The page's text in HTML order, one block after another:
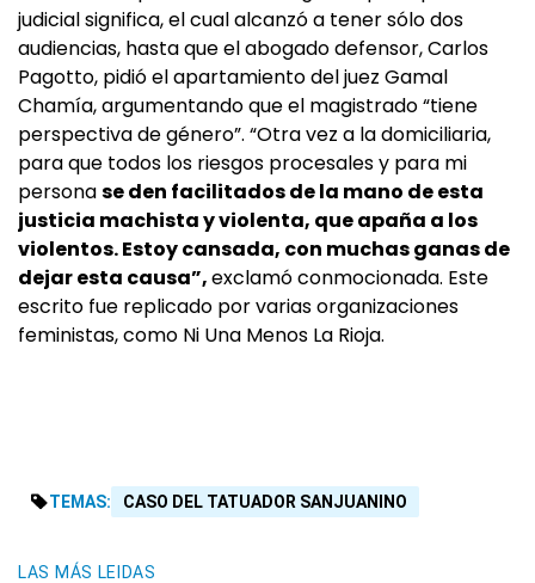
judicial significa, el cual alcanzó a tener sólo dos
audiencias, hasta que el abogado defensor, Carlos
Pagotto, pidió el apartamiento del juez Gamal
Chamía, argumentando que el magistrado “tiene
perspectiva de género”. “Otra vez a la domiciliaria,
para que todos los riesgos procesales y para mi
personase den facilitados de la mano de esta
justicia machista y violenta, que apaña a los
violentos. Estoy cansada, con muchas ganas de
dejar esta causa”,exclamó conmocionada. Este
escrito fue replicado por varias organizaciones
feministas, como Ni Una Menos La Rioja.
TEMAS: CASO DEL TATUADOR SANJUANINO
LAS MÁS LEIDAS